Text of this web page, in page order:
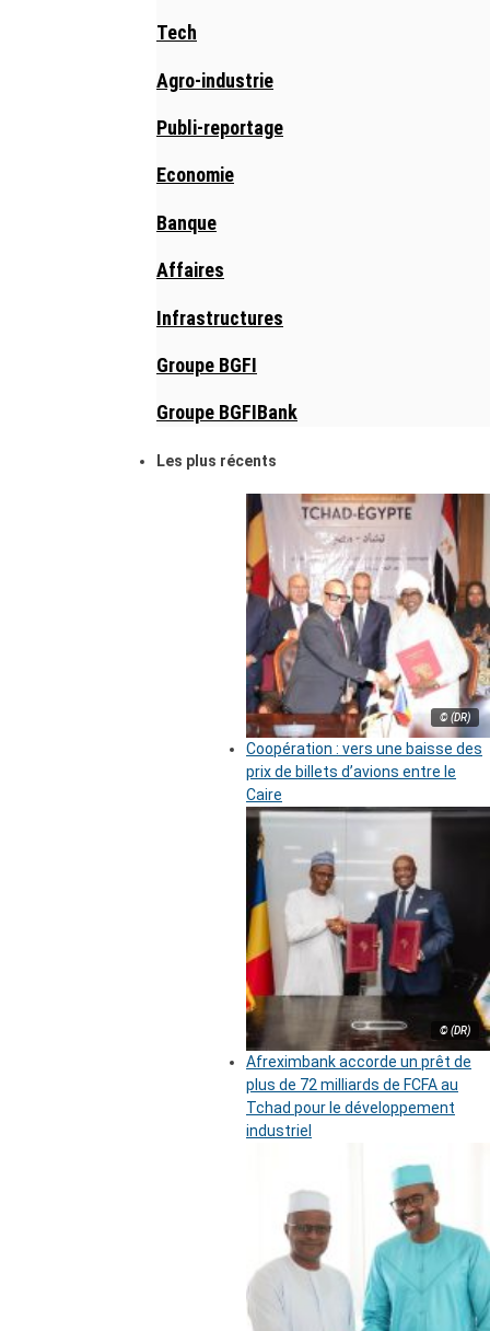
Tech
Agro-industrie
Publi-reportage
Economie
Banque
Affaires
Infrastructures
Groupe BGFI
Groupe BGFIBank
Les plus récents
© (DR)
Coopération : vers une baisse des
prix de billets d’avions entre le
Caire
© (DR)
Afreximbank accorde un prêt de
plus de 72 milliards de FCFA au
Tchad pour le développement
industriel